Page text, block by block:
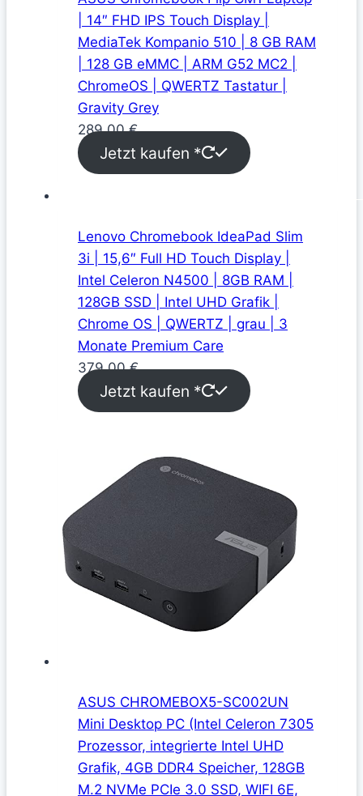
| 14″ FHD IPS Touch Display |
MediaTek Kompanio 510 | 8 GB RAM
| 128 GB eMMC | ARM G52 MC2 |
ChromeOS | QWERTZ Tastatur |
Gravity Grey
289,00€
Jetzt kaufen *
Lenovo Chromebook IdeaPad Slim
3i | 15,6″ Full HD Touch Display |
Intel Celeron N4500 | 8GB RAM |
128GB SSD | Intel UHD Grafik |
Chrome OS | QWERTZ | grau | 3
Monate Premium Care
379,00€
Jetzt kaufen *
ASUS CHROMEBOX5-SC002UN
Mini Desktop PC (Intel Celeron 7305
Prozessor, integrierte Intel UHD
Grafik, 4GB DDR4 Speicher, 128GB
M.2 NVMe PCIe 3.0 SSD, WIFI 6E,